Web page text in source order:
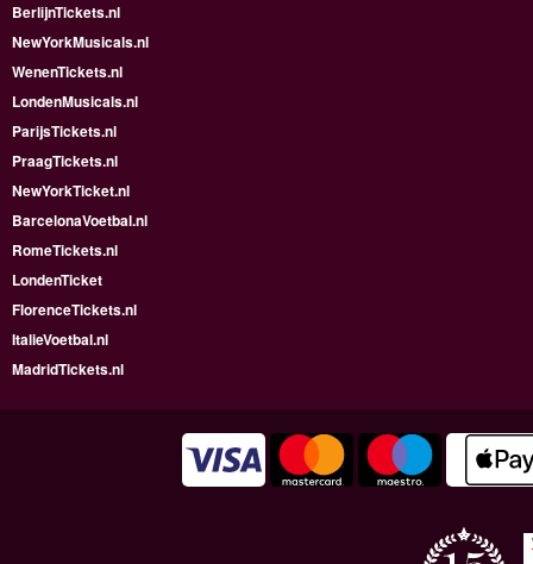
BerlijnTickets.nl
NewYorkMusicals.nl
WenenTickets.nl
LondenMusicals.nl
ParijsTickets.nl
PraagTickets.nl
NewYorkTicket.nl
BarcelonaVoetbal.nl
RomeTickets.nl
LondenTicket
FlorenceTickets.nl
ItalieVoetbal.nl
MadridTickets.nl